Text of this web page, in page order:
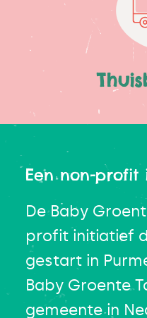
Een non-profit
De Baby
profit initiatief
gestart in
Baby Groente
gemeente in